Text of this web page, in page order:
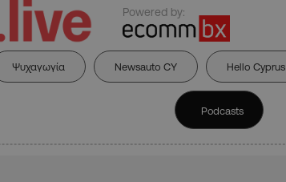
Powered by:
Ψυχαγωγία Newsauto CY Hello Cyprus
Podcasts